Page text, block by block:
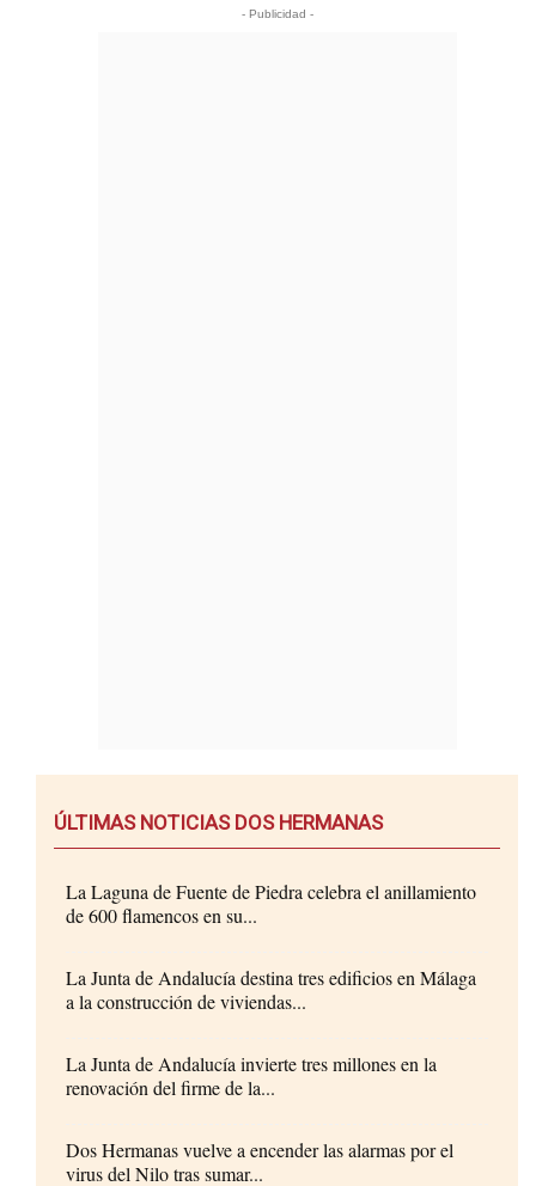
- Publicidad -
ÚLTIMAS NOTICIAS DOS HERMANAS
La Laguna de Fuente de Piedra celebra el anillamiento
de 600 flamencos en su...
La Junta de Andalucía destina tres edificios en Málaga
a la construcción de viviendas...
La Junta de Andalucía invierte tres millones en la
renovación del firme de la...
Dos Hermanas vuelve a encender las alarmas por el
virus del Nilo tras sumar...